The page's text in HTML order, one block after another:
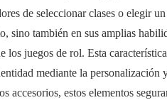
de seleccionar clases o elegir
sino también en sus amplias
los juegos de rol. Esta
mediante la personalización
accesorios, estos elementos